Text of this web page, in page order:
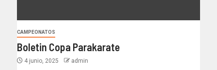
CAMPEONATOS
Boletin Copa Parakarate
4 junio, 2025 admin